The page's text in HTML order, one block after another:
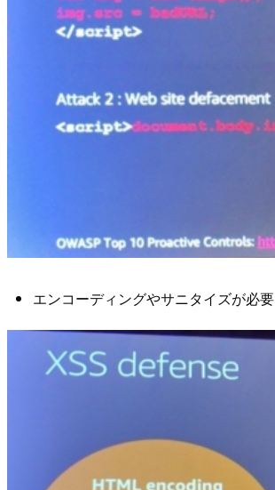
エンコーディングやサニタイズが必要